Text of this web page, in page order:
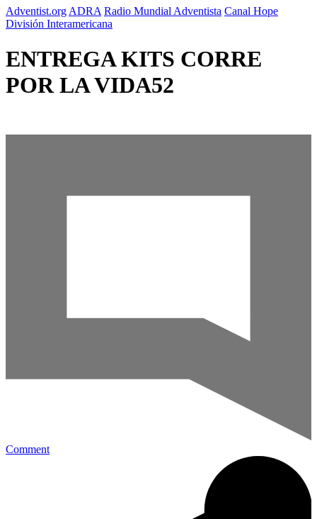
Adventist.org ADRA Radio Mundial Adventista Canal Hope
División Interamericana
ENTREGA KITS CORRE
POR LA VIDA52
Comment